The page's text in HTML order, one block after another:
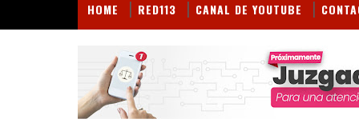
HOME RED113 CANAL DE YOUTUBE